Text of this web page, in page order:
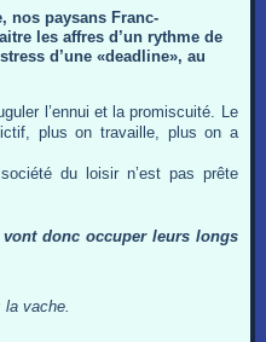
nos paysans Franc-
les affres d’un rythme de
d’une «deadline», au
l’ennui et la promiscuité. Le
plus on travaille, plus on a
du loisir n’est pas prête
donc occuper leurs longs
la vache.